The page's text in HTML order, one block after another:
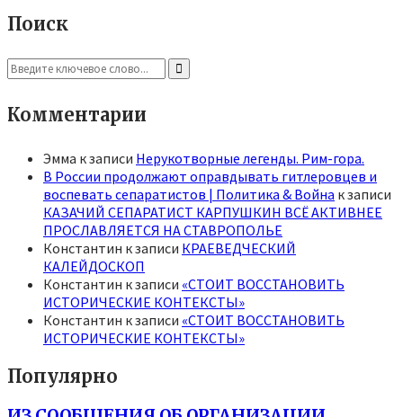
записей
Поиск
Search
for:
Search
Комментарии
Эмма к записи Нерукотворные легенды. Рим-гора.
В России продолжают оправдывать гитлеровцев и
воспевать сепаратистов | Политика & Война к записи
КАЗАЧИЙ СЕПАРАТИСТ КАРПУШКИН ВСЁ АКТИВНЕЕ
ПРОСЛАВЛЯЕТСЯ НА СТАВРОПОЛЬЕ
Константин к записи КРАЕВЕДЧЕСКИЙ
КАЛЕЙДОСКОП
Константин к записи «СТОИТ ВОССТАНОВИТЬ
ИСТОРИЧЕСКИЕ КОНТЕКСТЫ»
Константин к записи «СТОИТ ВОССТАНОВИТЬ
ИСТОРИЧЕСКИЕ КОНТЕКСТЫ»
Популярно